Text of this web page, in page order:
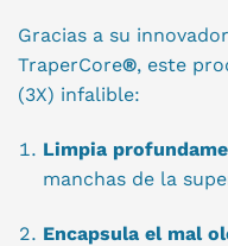
Gracias a su
TraperCore®, este
(3X) infalible:
Limpia
manchas de la
Encapsula el mal